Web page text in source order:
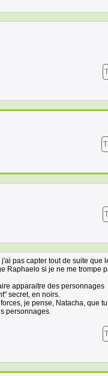
pas capter tout de suite que
Raphaelo si je ne me trompe
apparaitre des personnages
secret, en noirs.
je pense, Natacha, que
personnages.